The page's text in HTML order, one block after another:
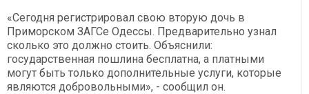
«Сегодня регистрировал свою вторую дочь в
Приморском ЗАГСе Одессы. Предварительно узнал
сколько это должно стоить. Объяснили:
государственная пошлина бесплатна, а платными
могут быть только дополнительные услуги, которые
являются добровольными», - сообщил он.